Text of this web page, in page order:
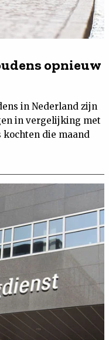
opnieuw
in Nederland zijn
in vergelijking met
kochten die maand